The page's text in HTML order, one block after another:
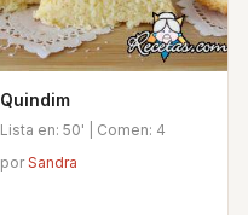
Quindim
Lista en: 50' | Comen: 4
porSandra